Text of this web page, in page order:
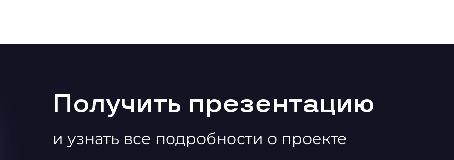
Получить презентацию
и узнать все подробности о проекте